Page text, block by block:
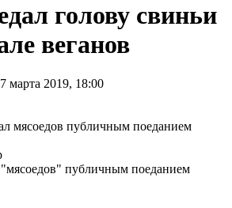
голову свиньи
веганов
марта 2019, 18:00
публичным поеданием